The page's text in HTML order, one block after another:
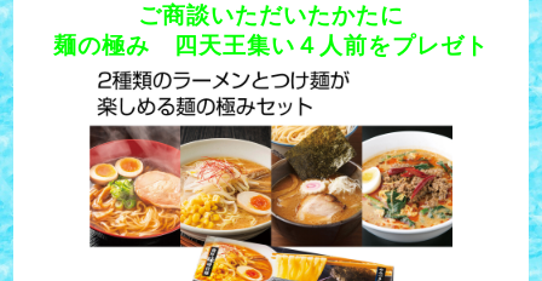
ご商談いただいたかたに
麺の極み 四天王集い４人前をプレゼト